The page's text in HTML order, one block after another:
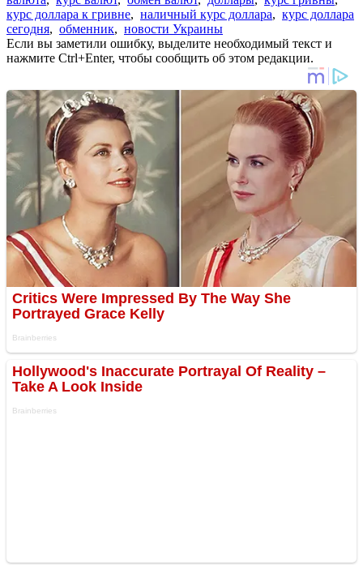
курс доллара к гривне, наличный курс доллара, курс доллара
сегодня, обменник, новости Украины
Если вы заметили ошибку, выделите необходимый текст и
нажмите Ctrl+Enter, чтобы сообщить об этом редакции.